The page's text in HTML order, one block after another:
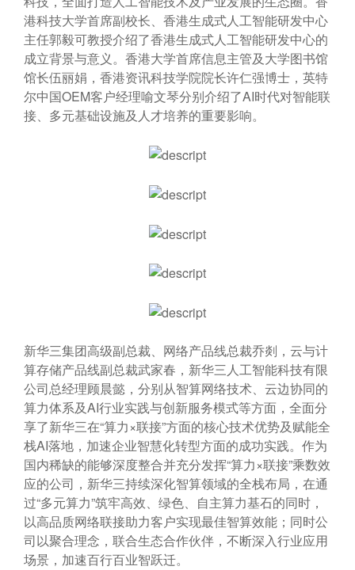
港科技大学首席副校长、香港生成式人工智能研发中心
主任郭毅可教授介绍了香港生成式人工智能研发中心的
成立背景与意义。香港大学首席信息主管及大学图书馆
馆长伍丽娟，香港资讯科技学院院长许仁强博士，英特
尔中国OEM客户经理喻文琴分别介绍了AI时代对智能联
接、多元基础设施及人才培养的重要影响。
新华三集团高级副总裁、网络产品线总裁乔剡，云与计
算存储产品线副总裁武家春，新华三人工智能科技有限
公司总经理顾晨懿，分别从智算网络技术、云边协同的
算力体系及AI行业实践与创新服务模式等方面，全面分
享了新华三在“算力×联接”方面的核心技术优势及赋能全
栈AI落地，加速企业智慧化转型方面的成功实践。作为
国内稀缺的能够深度整合并充分发挥“算力×联接”乘数效
应的公司，新华三持续深化智算领域的全栈布局，在通
过“多元算力”筑牢高效、绿色、自主算力基石的同时，
以高品质网络联接助力客户实现最佳智算效能；同时公
司以聚合理念，联合生态合作伙伴，不断深入行业应用
场景，加速百行百业智跃迁。